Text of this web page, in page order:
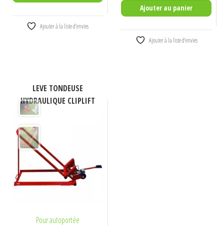
Ajouter à la liste d’envies
Ajouter au panier
Ajouter à la liste d’envies
LEVE TONDEUSE
HYDRAULIQUE CLIPLIFT
Pour autoportée